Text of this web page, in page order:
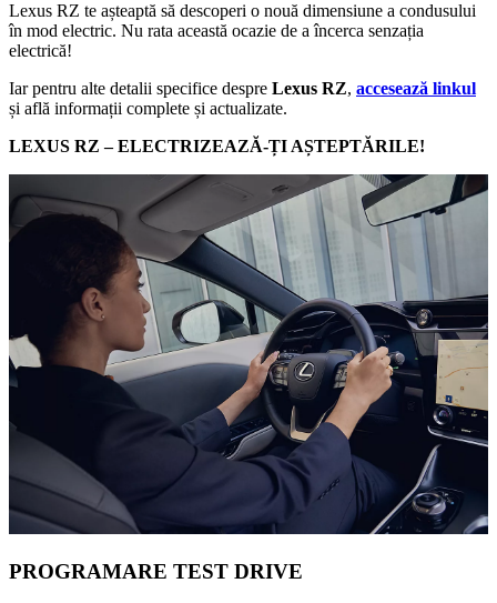
Lexus RZ te așteaptă să descoperi o nouă dimensiune a condusului
în mod electric. Nu rata această ocazie de a încerca senzația
electrică!
Iar pentru alte detalii specifice despre Lexus RZ, accesează linkul
și află informații complete și actualizate​​.
LEXUS RZ – ELECTRIZEAZĂ-ȚI AȘTEPTĂRILE!
PROGRAMARE TEST DRIVE